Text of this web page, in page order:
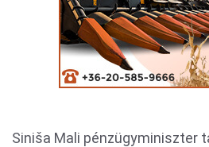
Siniša Mali pénzügyminiszter